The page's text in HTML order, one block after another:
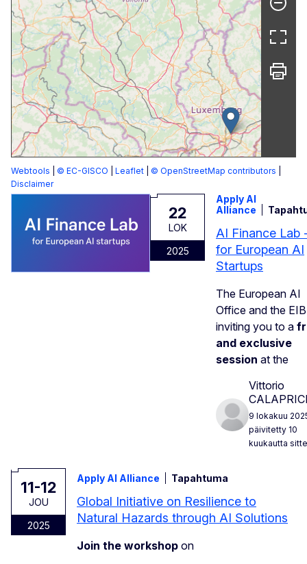
Webtools © EC-GISCO Leaflet © OpenStreetMap contributors
Disclaimer
22
LOK
2025
Apply AI
Alliance
AI Finance Lab
for European AI
Startups
The European AI
Office and the
inviting you to a
and exclusive
session at the
Vittorio
9 lokakuu
päivitetty 10
kuukautta
11-12
JOU
2025
Apply AI Alliance Tapahtuma
Global Initiative on Resilience to
Natural Hazards through AI Solutions
Join the workshop on